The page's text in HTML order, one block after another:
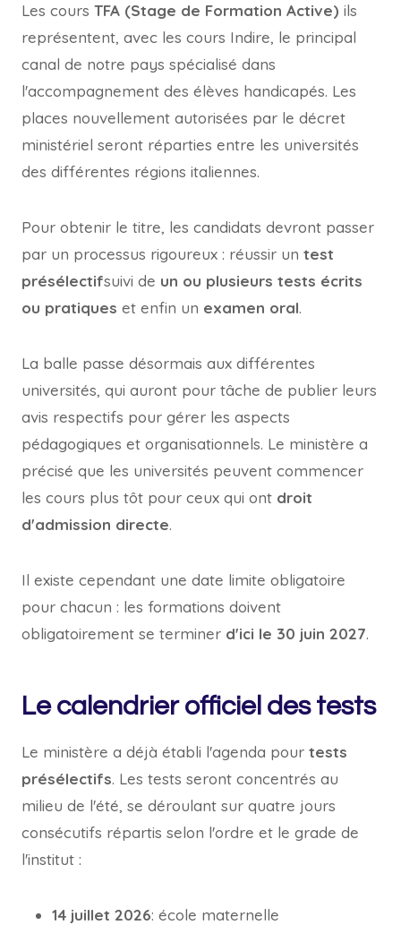
Les cours TFA (Stage de Formation Active) ils
représentent, avec les cours Indire, le principal
canal de notre pays spécialisé dans
l'accompagnement des élèves handicapés. Les
places nouvellement autorisées par le décret
ministériel seront réparties entre les universités
des différentes régions italiennes.
Pour obtenir le titre, les candidats devront passer
par un processus rigoureux : réussir un test
présélectifsuivi de un ou plusieurs tests écrits
ou pratiques et enfin un examen oral.
La balle passe désormais aux différentes
universités, qui auront pour tâche de publier leurs
avis respectifs pour gérer les aspects
pédagogiques et organisationnels. Le ministère a
précisé que les universités peuvent commencer
les cours plus tôt pour ceux qui ont droit
d'admission directe.
Il existe cependant une date limite obligatoire
pour chacun : les formations doivent
obligatoirement se terminer d'ici le 30 juin 2027.
Le calendrier officiel des tests
Le ministère a déjà établi l'agenda pour tests
présélectifs. Les tests seront concentrés au
milieu de l'été, se déroulant sur quatre jours
consécutifs répartis selon l'ordre et le grade de
l'institut :
14 juillet 2026: école maternelle